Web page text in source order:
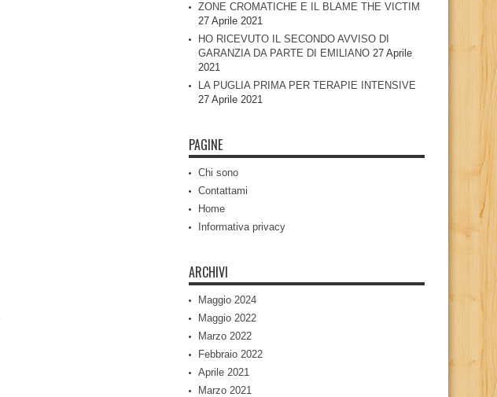
ZONE CROMATICHE E IL BLAME THE VICTIM
27 Aprile 2021
HO RICEVUTO IL SECONDO AVVISO DI
GARANZIA DA PARTE DI EMILIANO 27 Aprile
2021
LA PUGLIA PRIMA PER TERAPIE INTENSIVE
27 Aprile 2021
PAGINE
Chi sono
Contattami
Home
Informativa privacy
ARCHIVI
Maggio 2024
Maggio 2022
Marzo 2022
Febbraio 2022
Aprile 2021
Marzo 2021